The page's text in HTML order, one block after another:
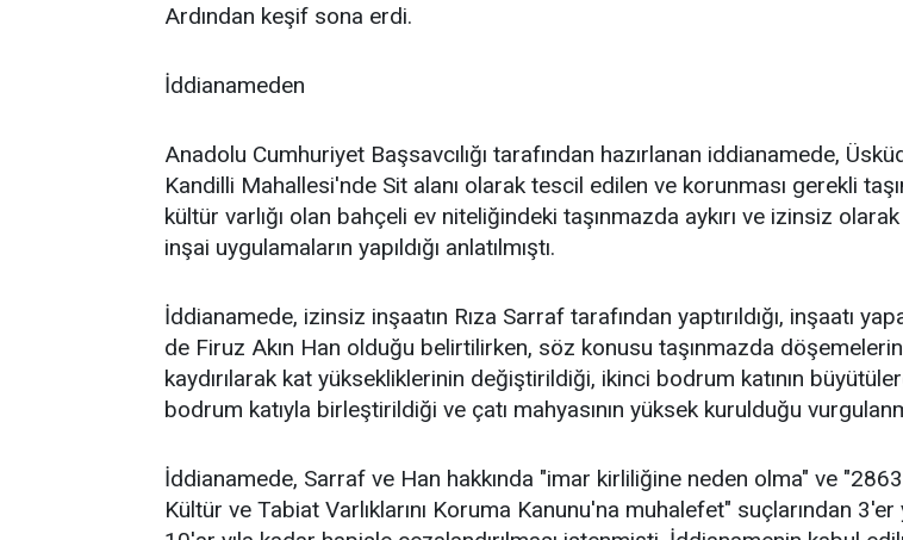
Ardından keşif sona erdi.
İddianameden
Anadolu Cumhuriyet Başsavcılığı tarafından hazırlanan iddianamede,
Kandilli Mahallesi'nde Sit alanı olarak tescil edilen ve korunması gerekli
kültür varlığı olan bahçeli ev niteliğindeki taşınmazda aykırı ve izinsiz
inşai uygulamaların yapıldığı anlatılmıştı.
İddianamede, izinsiz inşaatın Rıza Sarraf tarafından yaptırıldığı, inşaatı
de Firuz Akın Han olduğu belirtilirken, söz konusu taşınmazda döşemelerin
kaydırılarak kat yüksekliklerinin değiştirildiği, ikinci bodrum katının
bodrum katıyla birleştirildiği ve çatı mahyasının yüksek kurulduğu
İddianamede, Sarraf ve Han hakkında "imar kirliliğine neden olma" ve "2863
Kültür ve Tabiat Varlıklarını Koruma Kanunu'na muhalefet" suçlarından 3'er